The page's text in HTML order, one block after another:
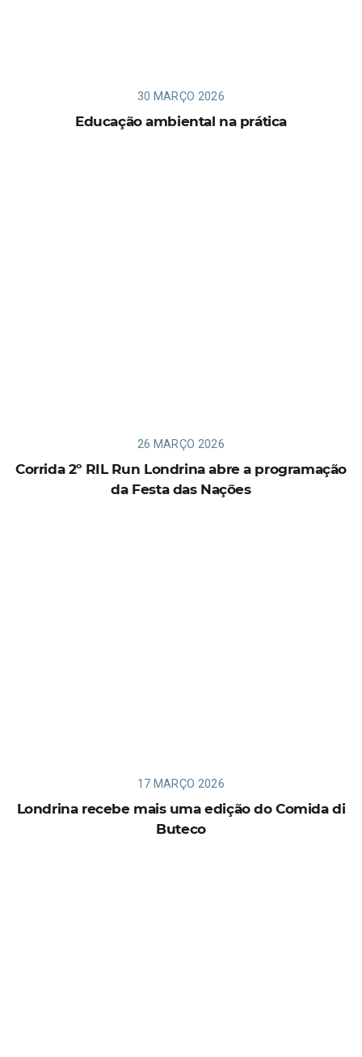
30 MARÇO 2026
Educação ambiental na prática
26 MARÇO 2026
Corrida 2º RIL Run Londrina abre a programação
da Festa das Nações
17 MARÇO 2026
Londrina recebe mais uma edição do Comida di
Buteco